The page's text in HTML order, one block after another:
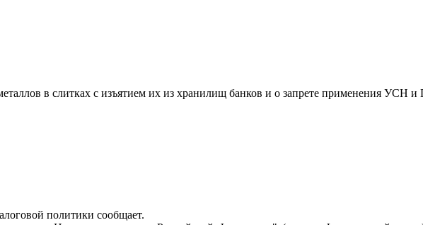
в слитках с изъятием их из хранилищ банков и о запрете применения УСН
политики сообщает.